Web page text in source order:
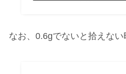
なお、0.6gでないと拾えない